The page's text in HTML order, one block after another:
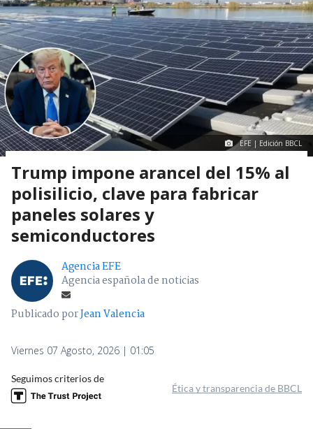
EFE | Edición BBCL
Trump impone arancel del 15% al
polisilicio, clave para fabricar
paneles solares y
semiconductores
Agencia EFE
Agencia española de noticias
Publicado porJean Valencia
Viernes 07 Agosto, 2026 | 01:05
Seguimos criterios de
Ética y transparencia de BBCL